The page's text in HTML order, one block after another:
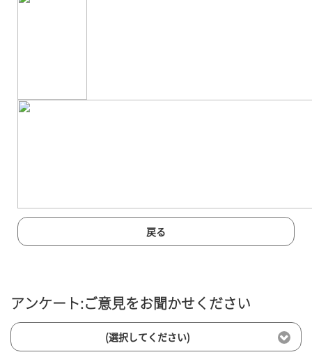
戻る
アンケート:ご意見をお聞かせください
(選択してください)